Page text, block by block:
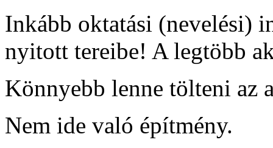
Inkább oktatási (nevelési)
nyitott tereibe! A legtöbb
Könnyebb lenne tölteni az
Nem ide való építmény.